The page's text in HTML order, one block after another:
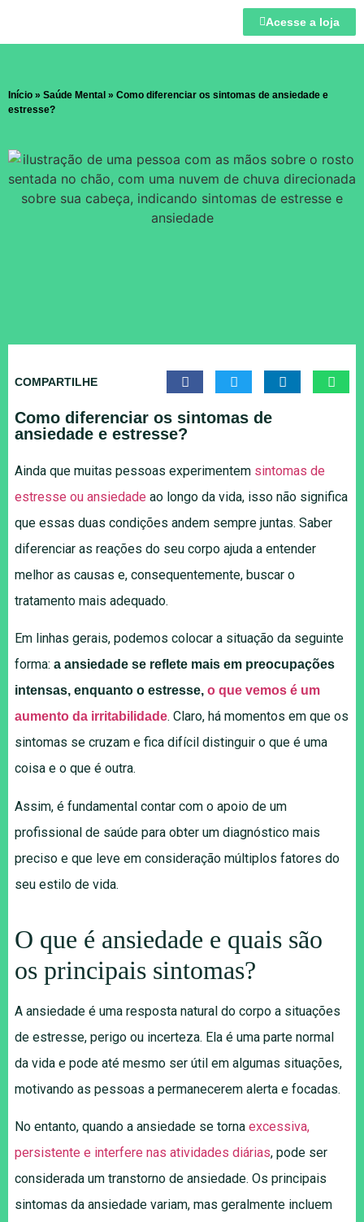
Acesse a loja
Início » Saúde Mental » Como diferenciar os sintomas de ansiedade e
estresse?
COMPARTILHE
Como diferenciar os sintomas de
ansiedade e estresse?
Ainda que muitas pessoas experimentem sintomas de
estresse ou ansiedade ao longo da vida, isso não significa
que essas duas condições andem sempre juntas. Saber
diferenciar as reações do seu corpo ajuda a entender
melhor as causas e, consequentemente, buscar o
tratamento mais adequado.
Em linhas gerais, podemos colocar a situação da seguinte
forma: a ansiedade se reflete mais em preocupações
intensas, enquanto o estresse, o que vemos é um
aumento da irritabilidade. Claro, há momentos em que os
sintomas se cruzam e fica difícil distinguir o que é uma
coisa e o que é outra.
Assim, é fundamental contar com o apoio de um
profissional de saúde para obter um diagnóstico mais
preciso e que leve em consideração múltiplos fatores do
seu estilo de vida.
O que é ansiedade e quais são
os principais sintomas?
A ansiedade é uma resposta natural do corpo a situações
de estresse, perigo ou incerteza. Ela é uma parte normal
da vida e pode até mesmo ser útil em algumas situações,
motivando as pessoas a permanecerem alerta e focadas.
No entanto, quando a ansiedade se torna excessiva,
persistente e interfere nas atividades diárias, pode ser
considerada um transtorno de ansiedade. Os principais
sintomas da ansiedade variam, mas geralmente incluem